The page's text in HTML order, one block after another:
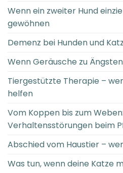
Wenn ein zweiter Hund
gewöhnen
Demenz bei Hunden und
Wenn Geräusche zu
Tiergestützte Therapie –
helfen
Vom Koppen bis zum
Verhaltensstörungen beim
Abschied vom Haustier –
Was tun, wenn deine Katze